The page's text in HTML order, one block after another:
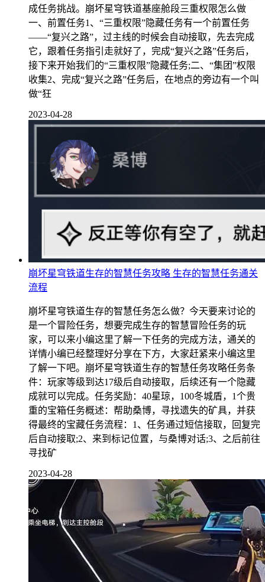
成任务挑战。崩坏星穹铁道基座舱段三重权限怎么做
一、前置任务1、“三重权限”隐藏任务有一个前置任务
——“复兴之路”，过主线的时候会自动接取，先去完成
它，跟着任务指引走就好了，完成“复兴之路”任务后，
接下来开始我们的“三重权限”隐藏任务;二、“集团”权限
收集2、完成“复兴之路”任务后，在地点的旁边有一个叫
做“狂
2023-04-28
崩坏星穹铁道生存的智慧任务攻略 生存的智慧任务通关
流程
崩坏星穹铁道生存的智慧任务怎么做？今天要来讨论的
是一个冒险任务，想要完成生存的智慧冒险任务的玩
家，可以来小编这里了解一下任务的完成方法，通关的
详情小编已经整理好分享在下方，大家赶紧来小编这里
了解一下吧。崩坏星穹铁道生存的智慧任务攻略任务条
件：玩家等级到达17级后自动接取，后续还有一个隐藏
成就可以完成。任务奖励：40星琼，100冬城盾，1个贵
重的宝箱任务概述：帮助桑博，寻找遗失的矿具，并获
得最终的宝藏任务流程：1、任务通过短信接取，回复完
后自动接取;2、来到标记位置，与桑博对话;3、之后前往
寻找矿
2023-04-28